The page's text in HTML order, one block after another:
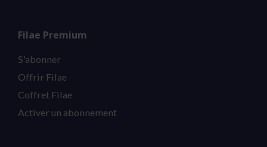
Filae Premium
S'abonner
Offrir Filae
Coffret Filae
Activer un abonnement